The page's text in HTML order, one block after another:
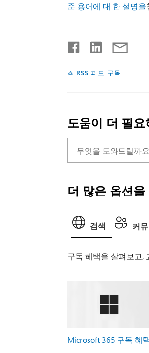
준 용어에 대 한 설명을
RSS 피드 구독
도움이 더 필요
더 많은 옵션을
검색 커뮤
구독 혜택을 살펴보고,
Microsoft 365 구독 혜택